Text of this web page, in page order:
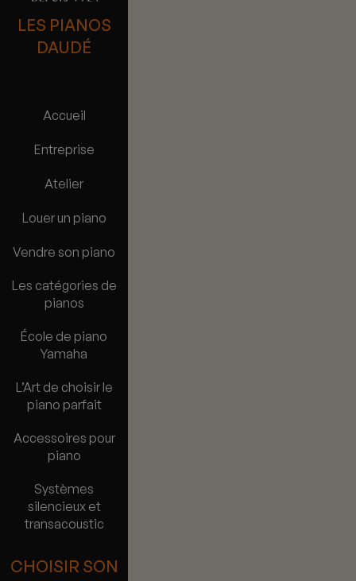
LES PIANOS
DAUDÉ
Accueil
Entreprise
Atelier
Louer un piano
Vendre son piano
Les catégories de
pianos
École de piano
Yamaha
L’Art de choisir le
piano parfait
Accessoires pour
piano
Systèmes
silencieux et
transacoustic
CHOISIR SON